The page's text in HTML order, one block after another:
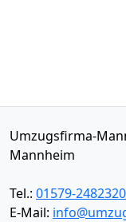
Umzugsfirma-
Mannheim
Tel.: 01579-2482320
E-Mail: